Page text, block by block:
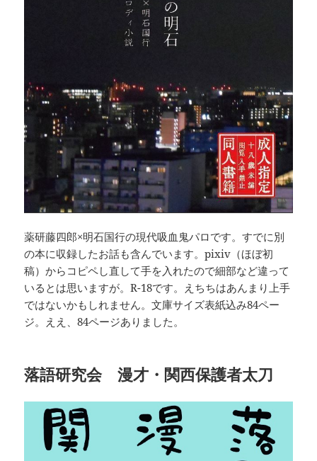
薬研藤四郎×明石国行の現代吸血鬼パロです。すでに別
の本に収録したお話も含んでいます。pixiv（ほぼ初
稿）からコピペし直して手を入れたので細部など違って
いるとは思いますが。R-18です。えちちはあんまり上手
ではないかもしれません。文庫サイズ表紙込み84ペー
ジ。ええ、84ページありました。
落語研究会 漫才・関西保護者太刀